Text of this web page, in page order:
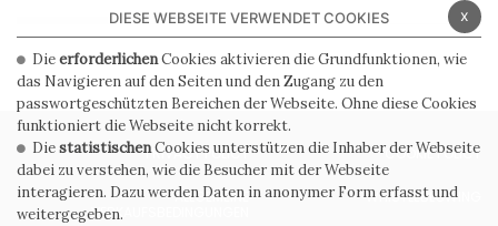
PRIVACY POLICY COOKIE POLICY
ALLGEMEINE
VERKAUFSBEDINGUNGEN
WHISTLEBLOWING
x
DIESE WEBSEITE VERWENDET COOKIES
DieerforderlichenCookies aktivieren die Grundfunktionen, wie
das Navigieren auf den Seiten und den Zugang zu den
passwortgeschützten Bereichen der Webseite. Ohne diese Cookies
funktioniert die Webseite nicht korrekt.
DiestatistischenCookies unterstützen die Inhaber der Webseite
dabei zu verstehen, wie die Besucher mit der Webseite
interagieren. Dazu werden Daten in anonymer Form erfasst und
weitergegeben.